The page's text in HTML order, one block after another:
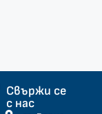
Свържи се
с нас